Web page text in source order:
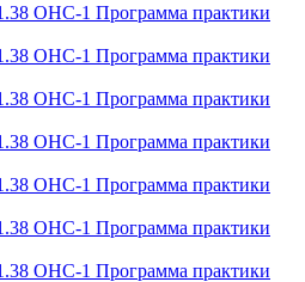
ОНС-1 Программа практики
ОНС-1 Программа практики
ОНС-1 Программа практики
ОНС-1 Программа практики
ОНС-1 Программа практики
ОНС-1 Программа практики
ОНС-1 Программа практики